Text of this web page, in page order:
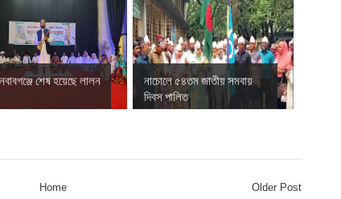
শেষ হয়েছে লালন
নাচোলে ৫৪তম জাতীয় সমবায়
দিবস পালিত
Older Post
Home